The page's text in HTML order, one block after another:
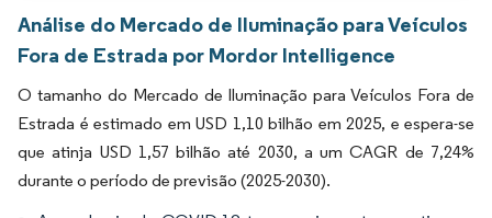
Análise do Mercado de Iluminação para Veículos
Fora de Estrada por Mordor Intelligence
O tamanho do Mercado de Iluminação para Veículos Fora de
Estrada é estimado em USD 1,10 bilhão em 2025, e espera-se
que atinja USD 1,57 bilhão até 2030, a um CAGR de 7,24%
durante o período de previsão (2025-2030).